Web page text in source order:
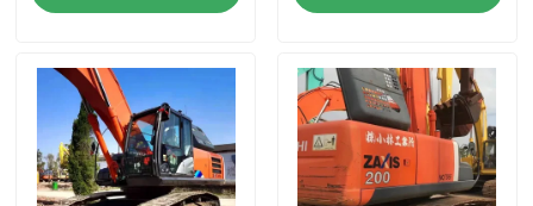
À propos de nous
Visite de l'usine